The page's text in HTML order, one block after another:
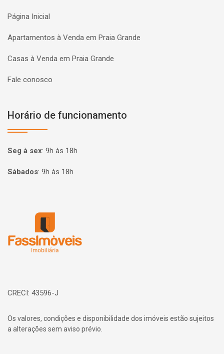
Página Inicial
Apartamentos à Venda em Praia Grande
Casas à Venda em Praia Grande
Fale conosco
Horário de funcionamento
Seg à sex: 9h às 18h
Sábados: 9h às 18h
CRECI: 43596-J
Os valores, condições e disponibilidade dos imóveis estão sujeitos
a alterações sem aviso prévio.